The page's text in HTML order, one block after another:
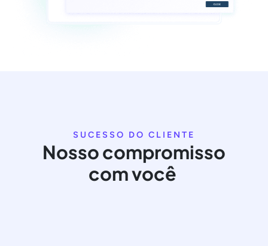
SUCESSO DO CLIENTE
Nosso compromisso
com você